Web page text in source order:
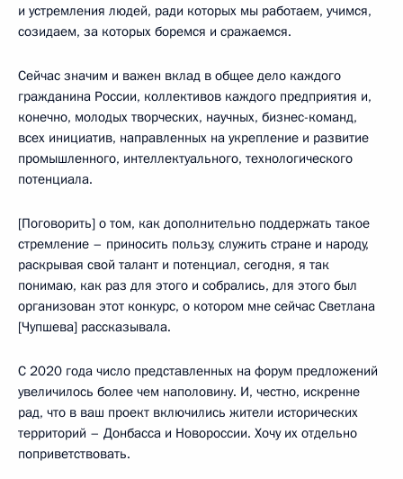
и устремления людей, ради которых мы работаем, учимся,
созидаем, за которых боремся и сражаемся.
Сейчас значим и важен вклад в общее дело каждого
гражданина России, коллективов каждого предприятия и,
конечно, молодых творческих, научных, бизнес-команд,
всех инициатив, направленных на укрепление и развитие
промышленного, интеллектуального, технологического
потенциала.
[Поговорить] о том, как дополнительно поддержать такое
стремление – приносить пользу, служить стране и народу,
раскрывая свой талант и потенциал, сегодня, я так
понимаю, как раз для этого и собрались, для этого был
организован этот конкурс, о котором мне сейчас Светлана
[Чупшева] рассказывала.
С 2020 года число представленных на форум предложений
увеличилось более чем наполовину. И, честно, искренне
рад, что в ваш проект включились жители исторических
территорий – Донбасса и Новороссии. Хочу их отдельно
поприветствовать.